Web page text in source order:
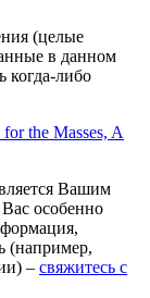
(целые
в данном
когда-либо
the Masses, A
Вашим
особенно
(например,
– свяжитесь с